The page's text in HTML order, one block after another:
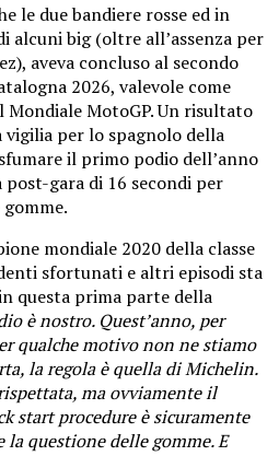
le due bandiere rosse ed in
alcuni big (oltre all’assenza per
aveva concluso al secondo
2026, valevole come
Mondiale MotoGP. Un risultato
per lo spagnolo della
il primo podio dell’anno
gara di 16 secondi per
mondiale 2020 della classe
sfortunati e altri episodi sta
questa prima parte della
è nostro. Quest’anno, per
qualche motivo non ne stiamo
la regola è quella di Michelin.
ma ovviamente il
start procedure è sicuramente
questione delle gomme. E